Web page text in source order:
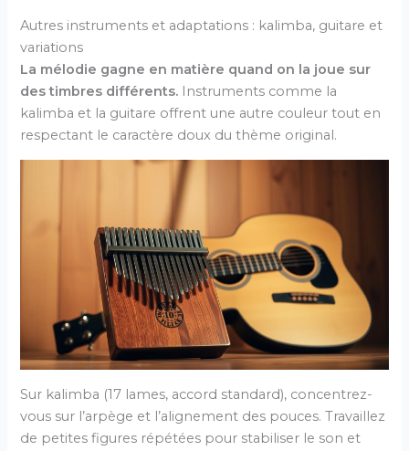
Autres instruments et adaptations : kalimba, guitare et
variations
La mélodie gagne en matière quand on la joue sur
des timbres différents. Instruments comme la
kalimba et la guitare offrent une autre couleur tout en
respectant le caractère doux du thème original.
Sur kalimba (17 lames, accord standard), concentrez-
vous sur l’arpège et l’alignement des pouces. Travaillez
de petites figures répétées pour stabiliser le son et